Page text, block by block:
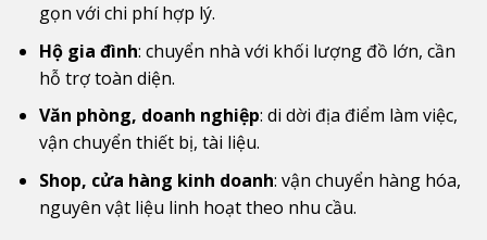
gọn với chi phí hợp lý.
Hộ gia đình: chuyển nhà với khối lượng đồ lớn, cần
hỗ trợ toàn diện.
Văn phòng, doanh nghiệp: di dời địa điểm làm việc,
vận chuyển thiết bị, tài liệu.
Shop, cửa hàng kinh doanh: vận chuyển hàng hóa,
nguyên vật liệu linh hoạt theo nhu cầu.